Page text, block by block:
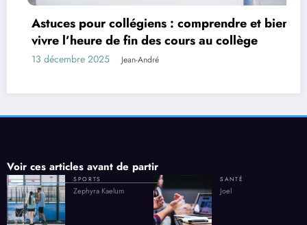
Astuces pour collégiens : comprendre et bien
vivre l’heure de fin des cours au collège
13 décembre 2025 Jean-André
Voir ces articles avant de partir
SPORTS
Zephyra Kaelum
SANTÉ
Joel